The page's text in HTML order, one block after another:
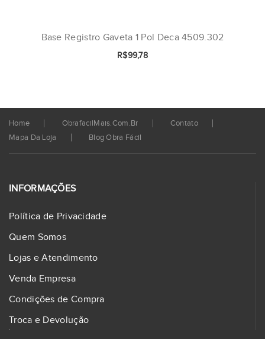
Base Registro Gaveta 1 Pol Deca 4509.302
R$99,78
Home ObrafacilMais.com.br
Contato
Mapa Da Loja
Blog Obra Fácil
INFORMAÇÕES
Política de Privacidade
Quem Somos
Lojas e Atendimento
Venda Empresa
Condições de Compra
Troca e Devolução